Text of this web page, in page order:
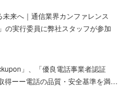
来へ｜通信業界カンファレンス
の実行委員に弊社スタッフが参加
」、「優良電話事業者認証
得ーー電話の品質・安全基準を満…